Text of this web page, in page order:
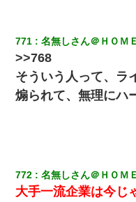
771 名無しさん＠ＨＯＭＥ
>>768
そういう人って、ラ
煽られて、無理にハ
772 名無しさん＠ＨＯＭＥ
大手一流企業は今じ